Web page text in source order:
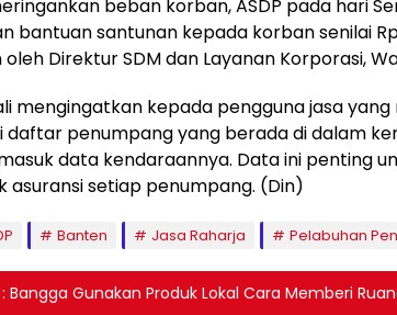
beban korban, ASDP pada hari
bantuan santunan kepada korban senilai
Direktur SDM dan Layanan Korporasi,
mengingatkan kepada pengguna jasa
daftar penumpang yang berada di dalam
data kendaraannya. Data ini penting
asuransi setiap penumpang. (Din)
Banten Jasa Raharja Pelabuhan
Bangga Gunakan Produk Lokal Cara Memberi